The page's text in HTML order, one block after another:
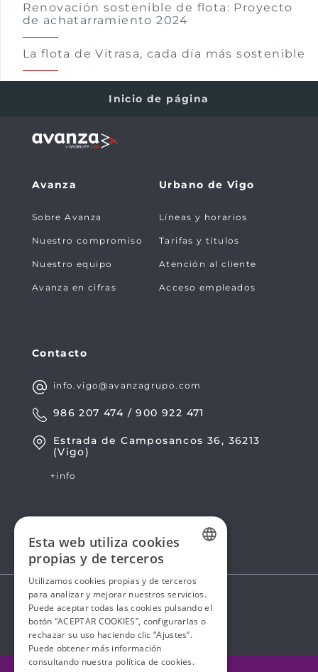
Renovación sostenible de flota: Proyecto
de achatarramiento 2024
La flota de Vitrasa, cada día más sostenible
Inicio de página
Avanza
Sobre Avanza
Nuestro compromiso
Nuestro equipo
Avanza en cifras
Urbano de Vigo
Líneas y horarios
Tarifas y títulos
Atención al cliente
Acceso empleados
Contacto
info.vigo@avanzagrupo.com
986 207 474 / 900 922 471
Estrada de Camposancos 36, 36213
(Vigo)
+info
SPANISH
Esta web utiliza cookies
propias y de terceros
Utilizamos cookies propias y de terceros
para analizar y mejorar nuestros servicios.
Puede aceptar todas las cookies pulsando el
botón “ACEPTAR COOKIES”, configurarlas o
rechazar su uso haciendo clic “Ajustes”.
Puede obtener más información
consultando nuestra política de cookies.